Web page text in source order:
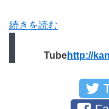
続きを読む
Tubehttp://